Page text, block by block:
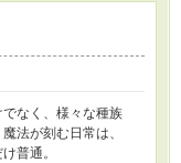
なく、様々な種族
法が刻む日常は、
普通。